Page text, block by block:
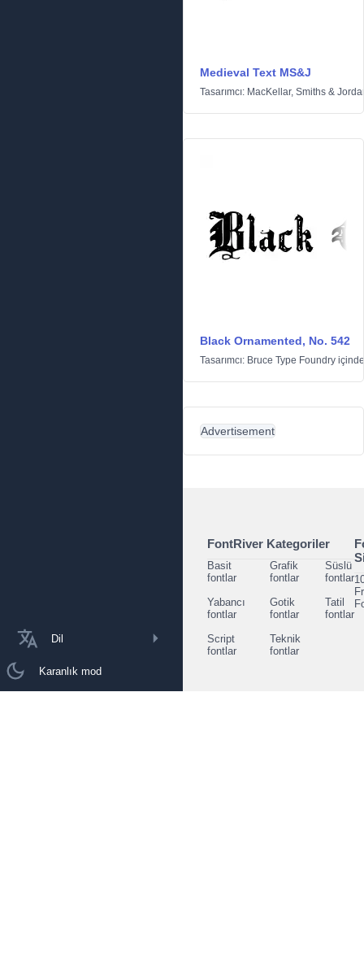
Dil
Karanlık mod
Medieval Text MS&J
Tasarımcı: MacKellar, Smiths &
Black Ornamented, No. 542
Tasarımcı: Bruce Type Foundry
Advertisement
FontRiver Kategoriler
Basit
fontlar
Grafik
fontlar
Süslü
fontlar
Yabancı
fontlar
Gotik
fontlar
Tatil
fontlar
Script
fontlar
Teknik
fontlar